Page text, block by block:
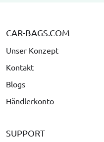
CAR-BAGS.COM
Unser Konzept
Kontakt
Blogs
Händlerkonto
SUPPORT